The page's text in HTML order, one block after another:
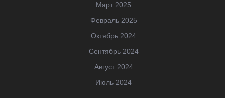
Март 2025
Февраль 2025
Октябрь 2024
Сентябрь 2024
Август 2024
Июль 2024